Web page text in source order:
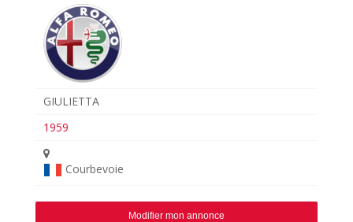
GIULIETTA
1959
Courbevoie
Modifier mon annonce